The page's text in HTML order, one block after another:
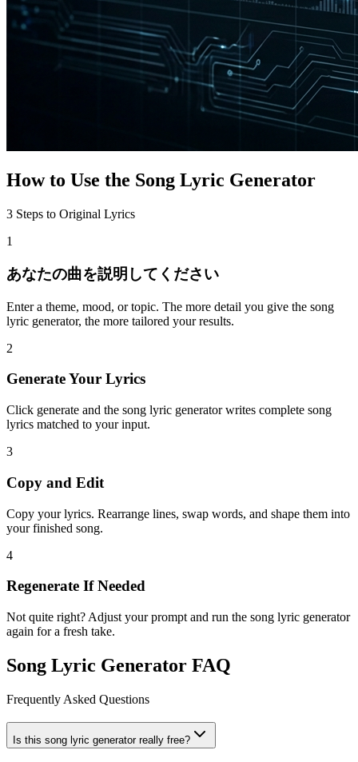
How to Use the Song Lyric Generator
3 Steps to Original Lyrics
1
あなたの曲を説明してください
Enter a theme, mood, or topic. The more detail you give the song
lyric generator, the more tailored your results.
2
Generate Your Lyrics
Click generate and the song lyric generator writes complete song
lyrics matched to your input.
3
Copy and Edit
Copy your lyrics. Rearrange lines, swap words, and shape them into
your finished song.
4
Regenerate If Needed
Not quite right? Adjust your prompt and run the song lyric generator
again for a fresh take.
Song Lyric Generator FAQ
Frequently Asked Questions
Is this song lyric generator really free?